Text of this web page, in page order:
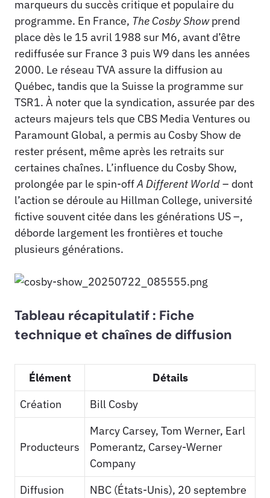
marqueurs du succès critique et populaire du
programme. En France, The Cosby Showprend
place dès le 15 avril 1988 sur M6, avant d’être
rediffusée sur France 3 puis W9 dans les années
2000. Le réseau TVA assure la diffusion au
Québec, tandis que la Suisse la programme sur
TSR1. À noter que la syndication, assurée par des
acteurs majeurs tels que CBS Media Ventures ou
Paramount Global, a permis au Cosby Show de
rester présent, même après les retraits sur
certaines chaînes. L’influence du Cosby Show,
prolongée par le spin-offA Different World– dont
l’action se déroule au Hillman College, université
fictive souvent citée dans les générations US –,
déborde largement les frontières et touche
plusieurs générations.
Tableau récapitulatif : Fiche
technique et chaînes de diffusion
Élément
Détails
Création
Bill Cosby
Producteurs
Marcy Carsey, Tom Werner, Earl
Pomerantz, Carsey-Werner
Company
Diffusion
NBC (États-Unis), 20 septembre